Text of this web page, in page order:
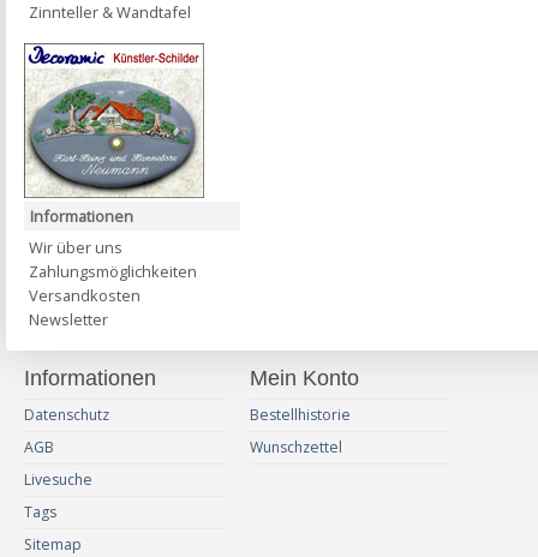
Zinnteller & Wandtafel
Informationen
Wir über uns
Zahlungsmöglichkeiten
Versandkosten
Newsletter
Informationen
Datenschutz
AGB
Livesuche
Tags
Sitemap
Mein Konto
Bestellhistorie
Wunschzettel